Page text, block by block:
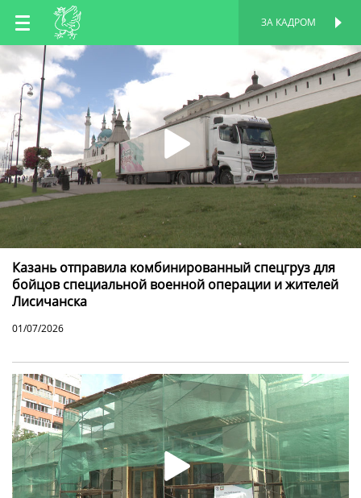
RU
TT
ЗА КАДРОМ
Казань отправила комбинированный спецгруз для
бойцов специальной военной операции и жителей
Лисичанска
01/07/2026
ПЕРСОНАЛЬНАЯ
СТРАНИЦА